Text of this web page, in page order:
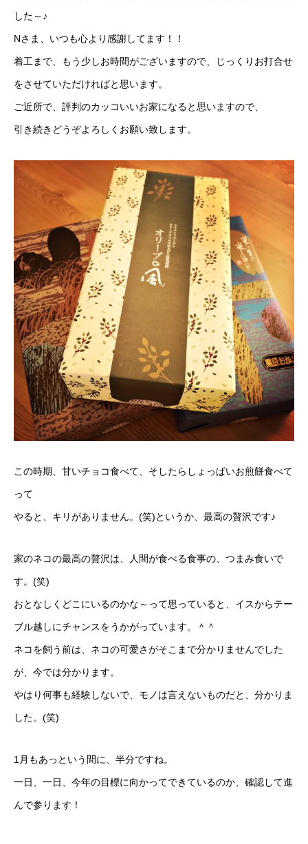
した～♪
Nさま、いつも心より感謝してます！！
着工まで、もう少しお時間がございますので、じっくりお打合せ
をさせていただければと思います。
ご近所で、評判のカッコいいお家になると思いますので、
引き続きどうぞよろしくお願い致します。
この時期、甘いチョコ食べて、そしたらしょっぱいお煎餅食べて
って
やると、キリがありません。(笑)というか、最高の贅沢です♪
家のネコの最高の贅沢は、人間が食べる食事の、つまみ食いで
す。(笑)
おとなしくどこにいるのかな～って思っていると、イスからテー
ブル越しにチャンスをうかがっています。＾＾
ネコを飼う前は、ネコの可愛さがそこまで分かりませんでした
が、今では分かります。
やはり何事も経験しないで、モノは言えないものだと、分かりま
した。(笑)
1月もあっという間に、半分ですね。
一日、一日、今年の目標に向かってできているのか、確認して進
んで参ります！